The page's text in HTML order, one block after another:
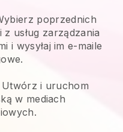
poprzednich
usług zarządzania
i wysyłaj im e-maile
i uruchom
w mediach